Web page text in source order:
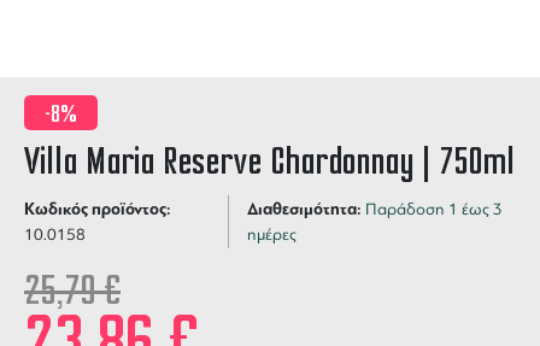
-8%
Villa Maria Reserve Chardonnay | 750ml
Κωδικός προϊόντος:
10.0158
Διαθεσιμότητα: Παράδοση 1 έως 3
ημέρες
25,79€